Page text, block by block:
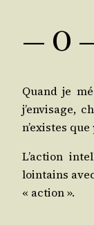
— O
Quand je
j’en­vi­sage,
n’existes
L’ac­tion
loin­tains
« action ».